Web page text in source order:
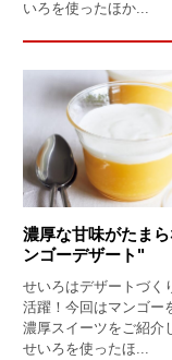
いろを使ったほか...
濃厚な甘味がたま
ンゴーデザート"
せいろはデザートづく
活躍！今回はマンゴー
濃厚スイーツをご紹介
せいろを使ったほ...